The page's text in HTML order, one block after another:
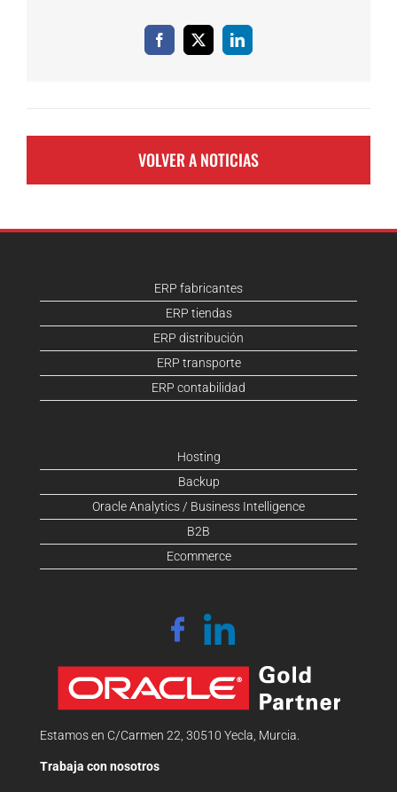
Facebook
X LinkedIn
VOLVER A NOTICIAS
ERP fabricantes
ERP tiendas
ERP distribución
ERP transporte
ERP contabilidad
Hosting
Backup
Oracle Analytics / Business Intelligence
B2B
Ecommerce
Estamos en C/Carmen 22, 30510 Yecla, Murcia.
Trabaja con nosotros